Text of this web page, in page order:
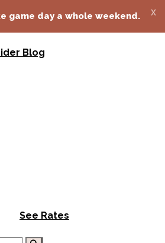
game day a whole weekend. x
Blog
See Rates